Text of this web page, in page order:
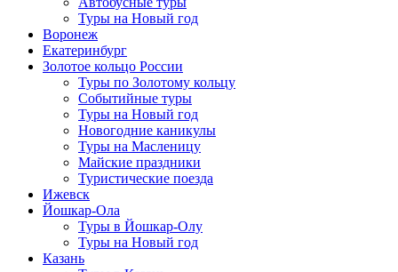
Туры на Новый год
Воронеж
Екатеринбург
Золотое кольцо России
Туры по Золотому кольцу
Событийные туры
Туры на Новый год
Новогодние каникулы
Туры на Масленицу
Майские праздники
Туристические поезда
Ижевск
Йошкар-Ола
Туры в Йошкар-Олу
Туры на Новый год
Казань